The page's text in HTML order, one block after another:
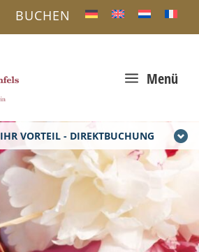
IHR VORTEIL - DIREKTBUCHUNG
a Menü
BUCHEN